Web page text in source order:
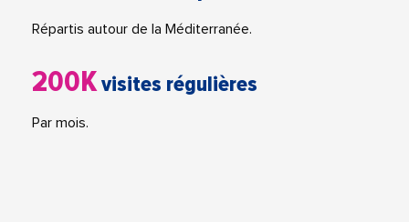
Répartis autour de la Méditerranée.
200Kvisites régulières
Par mois.